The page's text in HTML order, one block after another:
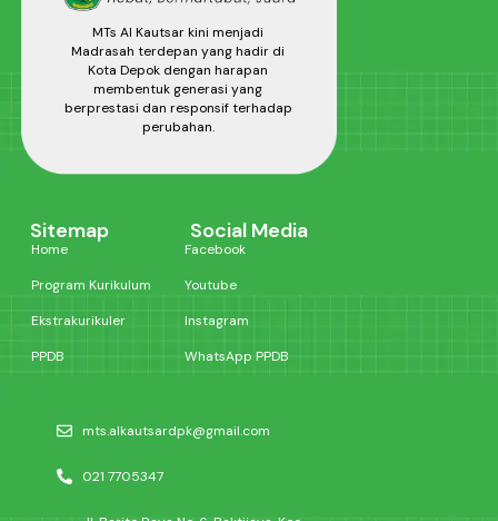
MTs Al Kautsar kini menjadi
Madrasah terdepan yang hadir di
Kota Depok dengan harapan
membentuk generasi yang
berprestasi dan responsif terhadap
perubahan.
Sitemap
Home
Program Kurikulum
Ekstrakurikuler
PPDB
Social Media
Facebook
Youtube
Instagram
WhatsApp PPDB
mts.alkautsardpk@gmail.com
021 7705347